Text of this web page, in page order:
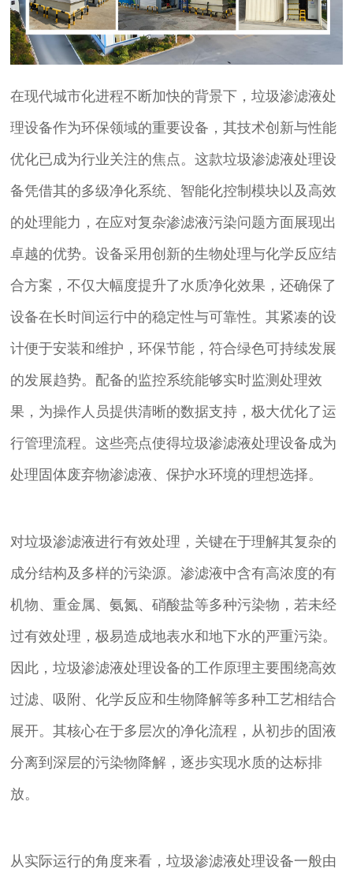
在现代城市化进程不断加快的背景下，垃圾渗滤液处
理设备作为环保领域的重要设备，其技术创新与性能
优化已成为行业关注的焦点。这款垃圾渗滤液处理设
备凭借其的多级净化系统、智能化控制模块以及高效
的处理能力，在应对复杂渗滤液污染问题方面展现出
卓越的优势。设备采用创新的生物处理与化学反应结
合方案，不仅大幅度提升了水质净化效果，还确保了
设备在长时间运行中的稳定性与可靠性。其紧凑的设
计便于安装和维护，环保节能，符合绿色可持续发展
的发展趋势。配备的监控系统能够实时监测处理效
果，为操作人员提供清晰的数据支持，极大优化了运
行管理流程。这些亮点使得垃圾渗滤液处理设备成为
处理固体废弃物渗滤液、保护水环境的理想选择。
对垃圾渗滤液进行有效处理，关键在于理解其复杂的
成分结构及多样的污染源。渗滤液中含有高浓度的有
机物、重金属、氨氮、硝酸盐等多种污染物，若未经
过有效处理，极易造成地表水和地下水的严重污染。
因此，垃圾渗滤液处理设备的工作原理主要围绕高效
过滤、吸附、化学反应和生物降解等多种工艺相结合
展开。其核心在于多层次的净化流程，从初步的固液
分离到深层的污染物降解，逐步实现水质的达标排
放。
从实际运行的角度来看，垃圾渗滤液处理设备一般由